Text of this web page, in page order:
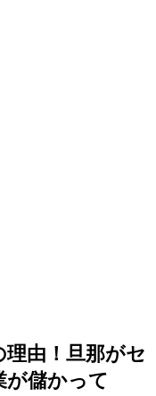
由！旦那がセ
が儲かって